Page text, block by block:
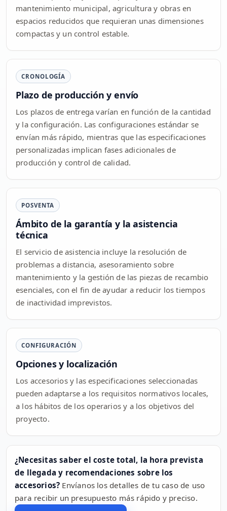
mantenimiento municipal, agricultura y obras en
espacios reducidos que requieran unas dimensiones
compactas y un control estable.
CRONOLOGÍA
Plazo de producción y envío
Los plazos de entrega varían en función de la cantidad
y la configuración. Las configuraciones estándar se
envían más rápido, mientras que las especificaciones
personalizadas implican fases adicionales de
producción y control de calidad.
POSVENTA
Ámbito de la garantía y la asistencia
técnica
El servicio de asistencia incluye la resolución de
problemas a distancia, asesoramiento sobre
mantenimiento y la gestión de las piezas de recambio
esenciales, con el fin de ayudar a reducir los tiempos
de inactividad imprevistos.
CONFIGURACIÓN
Opciones y localización
Los accesorios y las especificaciones seleccionadas
pueden adaptarse a los requisitos normativos locales,
a los hábitos de los operarios y a los objetivos del
proyecto.
¿Necesitas saber el coste total, la hora prevista
de llegada y recomendaciones sobre los
accesorios? Envíanos los detalles de tu caso de uso
para recibir un presupuesto más rápido y preciso.